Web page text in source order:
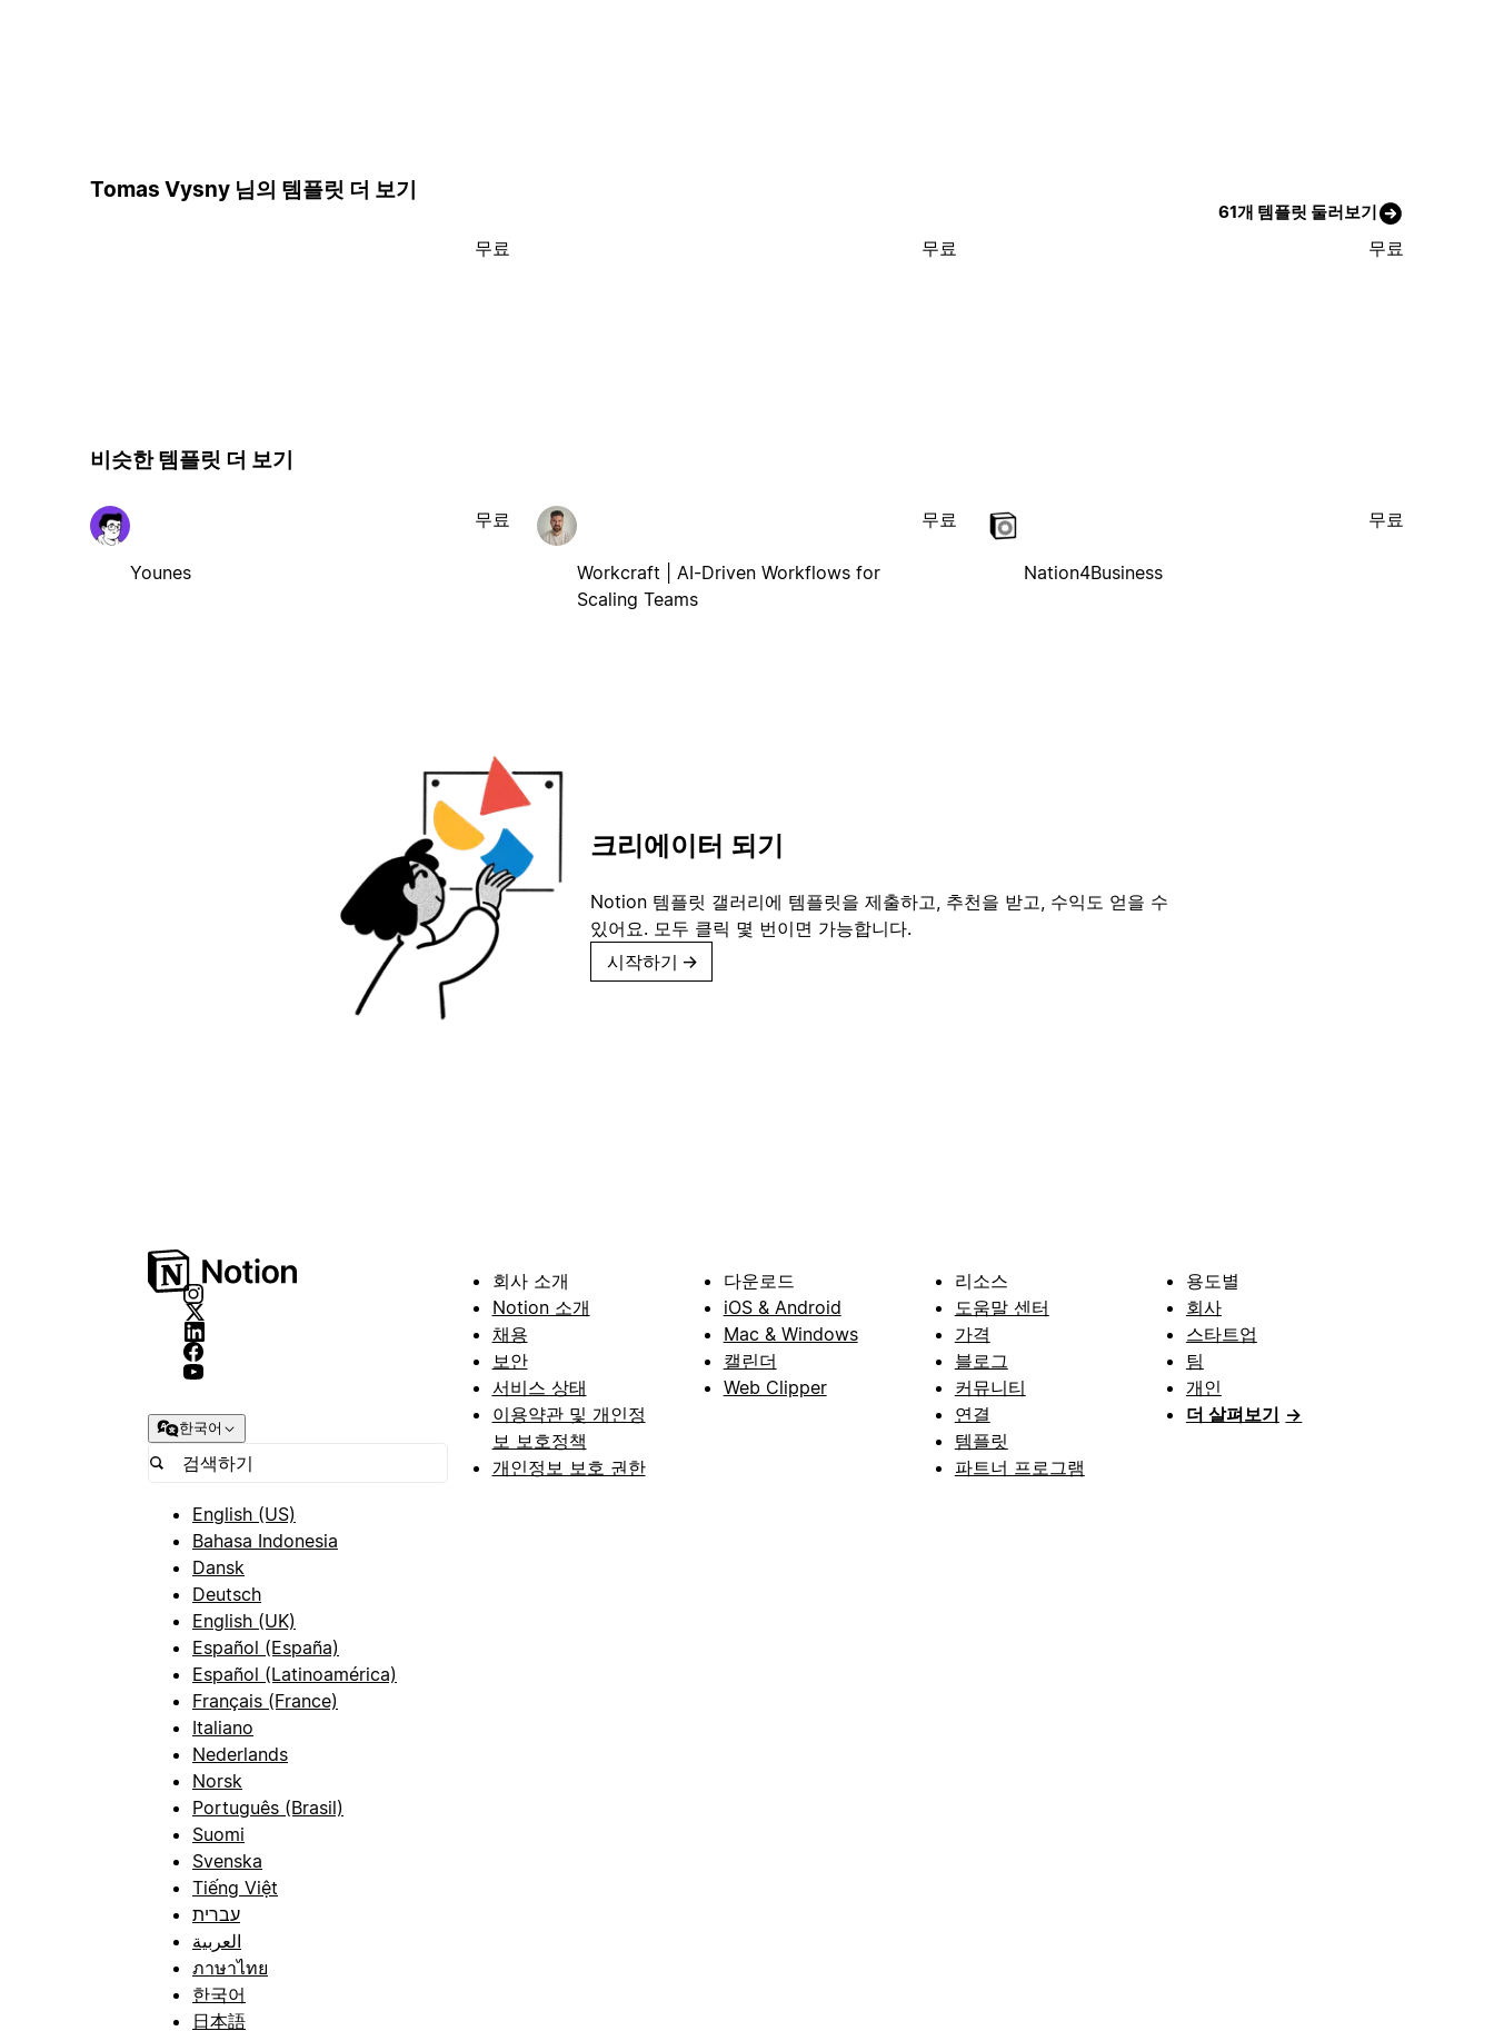
Tomas Vysny 님의 템플릿 더 보기
61개 템플릿 둘러보기
무료 무료 무료
비슷한 템플릿 더 보기
Younes
무료
Workcraft | AI-Driven Workflows for
Scaling Teams
무료
Nation4Business
무료
크리에이터 되기
Notion 템플릿 갤러리에 템플릿을 제출하고, 추천을 받고, 수익도 얻을 수
있어요. 모두 클릭 몇 번이면 가능합니다.
시작하기 →
한국어
English (US)
Bahasa Indonesia
Dansk
Deutsch
English (UK)
Español (España)
Español (Latinoamérica)
Français (France)
Italiano
Nederlands
Norsk
Português (Brasil)
Suomi
Svenska
Tiếng Việt
עברית
العربية
ภาษาไทย
한국어
日本語
회사 소개
Notion 소개
채용
보안
서비스 상태
이용약관 및 개인정
보 보호정책
개인정보 보호 권한
다운로드
iOS & Android
Mac & Windows
캘린더
Web Clipper
리소스
도움말 센터
가격
블로그
커뮤니티
연결
템플릿
파트너 프로그램
용도별
회사
스타트업
팀
개인
더 살펴보기 →